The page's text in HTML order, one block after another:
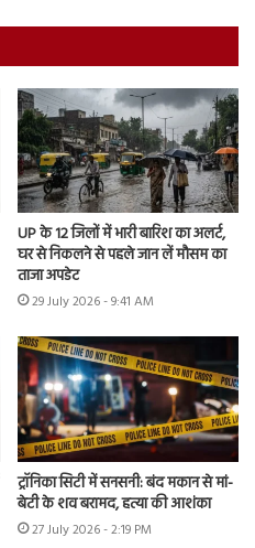
UP के 12 जिलों में भारी बारिश का अलर्ट,
घर से निकलने से पहले जान लें मौसम का
ताजा अपडेट
29 July 2026 - 9:41 AM
ट्रॉनिका सिटी में सनसनी: बंद मकान से मां-
बेटी के शव बरामद, हत्या की आशंका
27 July 2026 - 2:19 PM